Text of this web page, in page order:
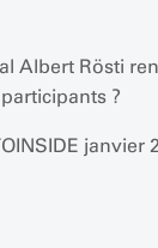
Albert Rösti
?